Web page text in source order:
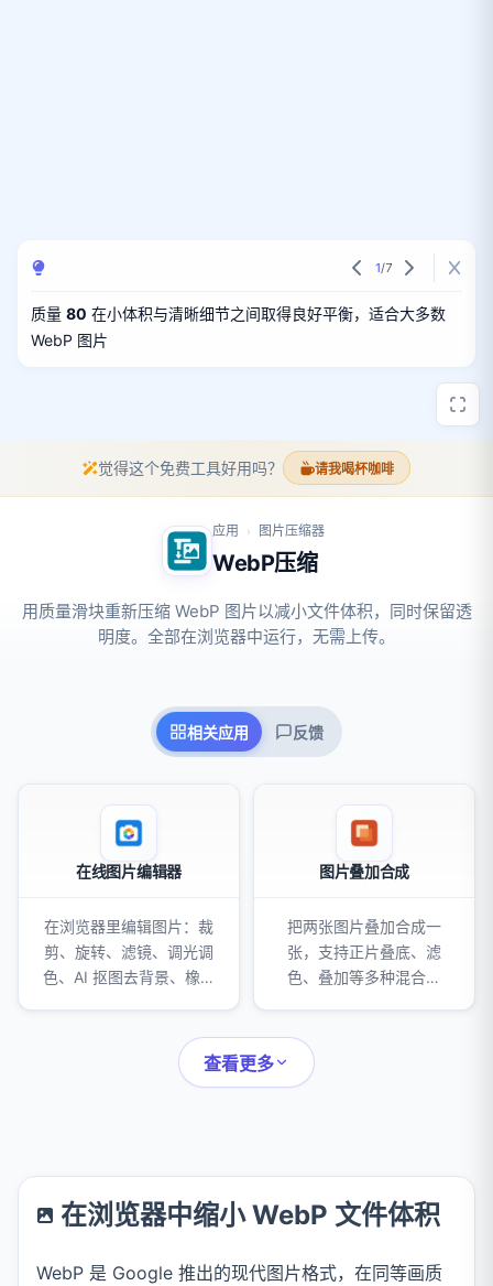
应用 › 图片压缩器
WebP压缩
用质量滑块重新压缩 WebP 图片以减小文件体积，同时保留透
明度。全部在浏览器中运行，无需上传。
在浏览器中缩小 WebP 文件体积
WebP 是 Google 推出的现代图片格式，在同等画质
质量 80 在小体积与清晰细节之间取得良好平衡，适合大多数
WebP 图片
1/7
觉得这个免费工具好用吗？ 请我喝杯咖啡
相关应用 反馈
在线图片编辑器
在浏览器里编辑图片：裁
剪、旋转、滤镜、调光调
色、AI 抠图去背景、橡皮
图片叠加合成
把两张图片叠加合成一
张，支持正片叠底、滤
色、叠加等多种混合模
JPEG 或 WebP。
查看更多